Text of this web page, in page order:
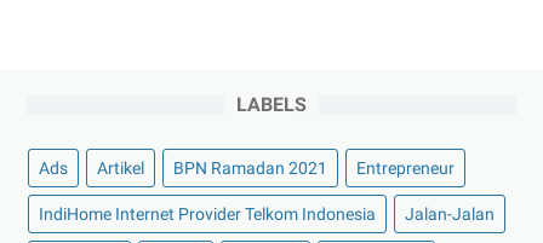
LABELS
Ads Artikel BPN Ramadan 2021 Entrepreneur
IndiHome Internet Provider Telkom Indonesia Jalan-Jalan